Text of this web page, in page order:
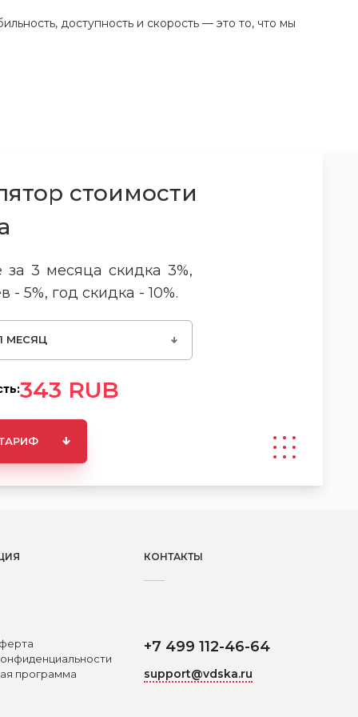
доступность и скорость — это то, что мы
стоимости
за 3 месяца скидка 3%,
- 5%, год скидка - 10%.
1 МЕСЯЦ
343 RUB
КОНТАКТЫ
программа
+7 499 112-46-64
support@vdska.ru